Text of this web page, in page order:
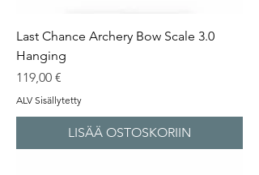
Last Chance Archery Bow Scale 3.0
Hanging
Hinta
119,00 €
ALV Sisällytetty
LISÄÄ OSTOSKORIIN